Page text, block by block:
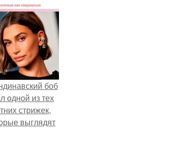
боб
одной из тех
стрижек,
выглядят